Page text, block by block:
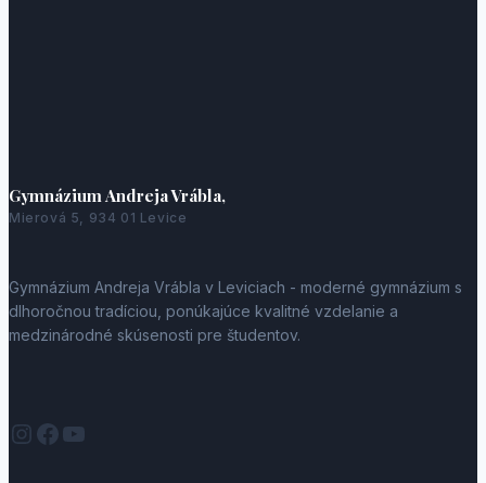
Gymnázium Andreja Vrábla,
Mierová 5, 934 01 Levice
Gymnázium Andreja Vrábla v Leviciach - moderné gymnázium s
dlhoročnou tradíciou, ponúkajúce kvalitné vzdelanie a
medzinárodné skúsenosti pre študentov.
Instagram
Facebook
YouTube